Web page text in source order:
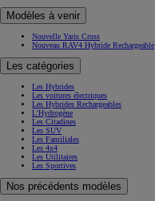
Modèles à venir
Nouvelle Yaris Cross
Nouveau RAV4 Hybride Rechargeable
Les catégories
Les Hybrides
Les voitures électriques
Les Hybrides Rechargeables
L'Hydrogène
Les Citadines
Les SUV
Les Familiales
Les 4x4
Les Utilitaires
Les Sportives
Nos précédents modèles